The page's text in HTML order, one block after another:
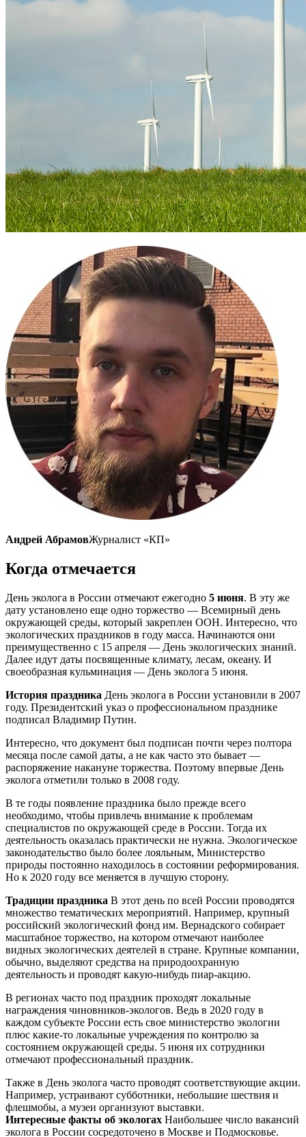
Андрей АбрамовЖурналист «КП»
Когда отмечается
День эколога в России отмечают ежегодно 5 июня. В эту же
дату установлено еще одно торжество — Всемирный день
окружающей среды, который закреплен ООН. Интересно, что
экологических праздников в году масса. Начинаются они
преимущественно с 15 апреля — День экологических знаний.
Далее идут даты посвященные климату, лесам, океану. И
своеобразная кульминация — День эколога 5 июня.
История праздника День эколога в России установили в 2007
году. Президентский указ о профессиональном празднике
подписал Владимир Путин.
Интересно, что документ был подписан почти через полтора
месяца после самой даты, а не как часто это бывает —
распоряжение накануне торжества. Поэтому впервые День
эколога отметили только в 2008 году.
В те годы появление праздника было прежде всего
необходимо, чтобы привлечь внимание к проблемам
специалистов по окружающей среде в России. Тогда их
деятельность оказалась практически не нужна. Экологическое
законодательство было более лояльным, Министерство
природы постоянно находилось в состоянии реформирования.
Но к 2020 году все меняется в лучшую сторону.
Традиции праздника В этот день по всей России проводятся
множество тематических мероприятий. Например, крупный
российский экологический фонд им. Вернадского собирает
масштабное торжество, на котором отмечают наиболее
видных экологических деятелей в стране. Крупные компании,
обычно, выделяют средства на природоохранную
деятельность и проводят какую-нибудь пиар-акцию.
В регионах часто под праздник проходят локальные
награждения чиновников-экологов. Ведь в 2020 году в
каждом субъекте России есть свое министерство экологии
плюс какие-то локальные учреждения по контролю за
состоянием окружающей среды. 5 июня их сотрудники
отмечают профессиональный праздник.
Также в День эколога часто проводят соответствующие акции.
Например, устраивают субботники, небольшие шествия и
флешмобы, а музеи организуют выставки.
Интересные факты об экологах Наибольшее число вакансий
эколога в России сосредоточено в Москве и Подмосковье.